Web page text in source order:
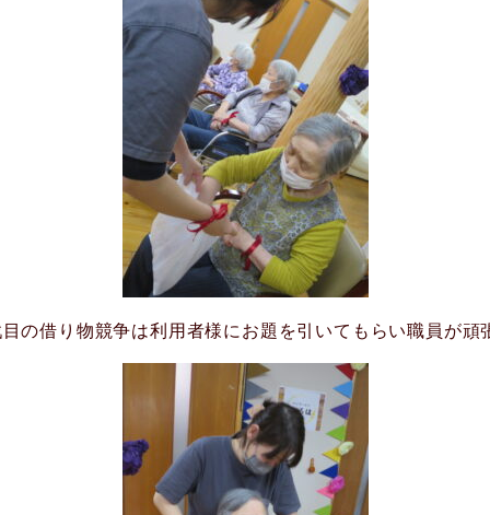
の借り物競争は利用者様にお題を引いてもらい職員が頑